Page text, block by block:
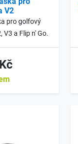
V2
pro golfový
V3 a Flip n' Go.